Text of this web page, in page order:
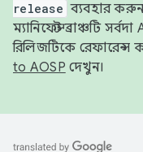
release ব্যবহার
ম্যানিফেস্ট ব্রাঞ্চটি
রিলিজটিকে
to AOSP দেখুন।